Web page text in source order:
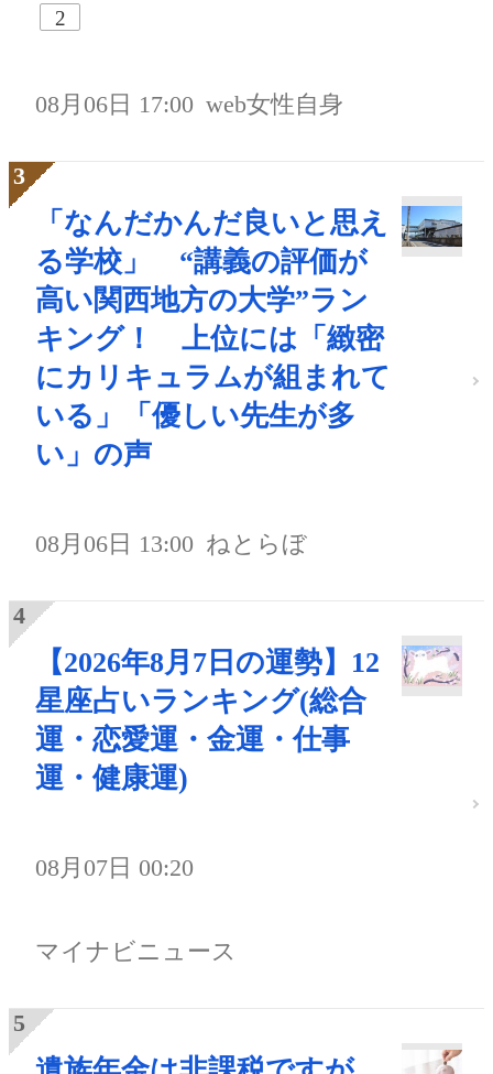
2
08月06日 17:00 web女性自身
「なんだかんだ良いと思え
る学校」 “講義の評価が
高い関西地方の大学”ラン
キング！ 上位には「緻密
にカリキュラムが組まれて
いる」「優しい先生が多
い」の声
08月06日 13:00 ねとらぼ
【2026年8月7日の運勢】12
星座占いランキング(総合
運・恋愛運・金運・仕事
運・健康運)
08月07日 00:20
マイナビニュース